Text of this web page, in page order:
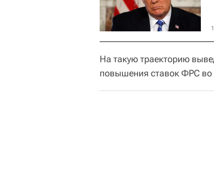
На такую траекторию
повышения ставок ФРС во